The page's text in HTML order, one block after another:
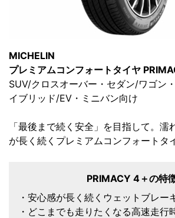
MICHELIN
プレミアムコンフォートタイヤ
SUV/クロスオーバー・セダン/ワゴン
イブリッド/EV・ミニバン向け
「最後まで続く安全」を目指して。濡
が長く続くプレミアムコンフォートタ
PRIMACY 4＋の特
・安心感が長く続くウェットブレー
・どこまでも走りたくなる高速走行